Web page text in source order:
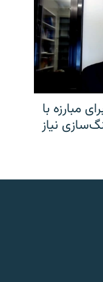
مبارزه با
نیاز